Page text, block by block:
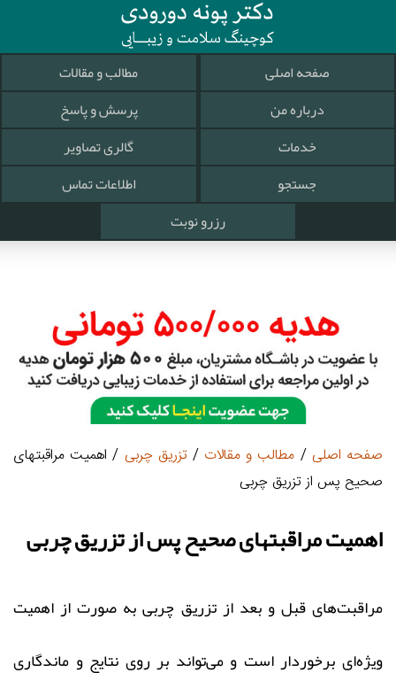
صفحه اصلی
مطالب و مقالات
درباره من
پرسش و پاسخ
خدمات
گالری تصاویر
جستجو
اطلاعات تماس
رزرو نوبت
صفحه اصلی / مطالب و مقالات /تزریق چربی / اهمیت مراقبتهای
صحیح پس از تزریق چربی
اهمیت مراقبتهای صحیح پس از تزریق چربی
مراقبت‌های قبل و بعد از تزریق چربی به صورت از اهمیت
ویژه‌ای برخوردار است و می‌تواند بر روی نتایج و ماندگاری